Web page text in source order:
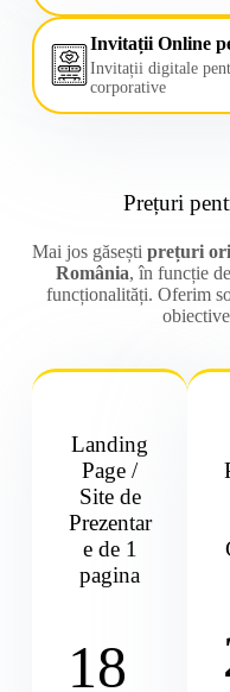
Invitații Online
Invitații digitale
corporative
Prețuri
Mai jos găseștiprețuri
România, în funcție
funcționalități. Oferim
Landing
Page /
Site de
Prezentar
e de 1
pagina
18